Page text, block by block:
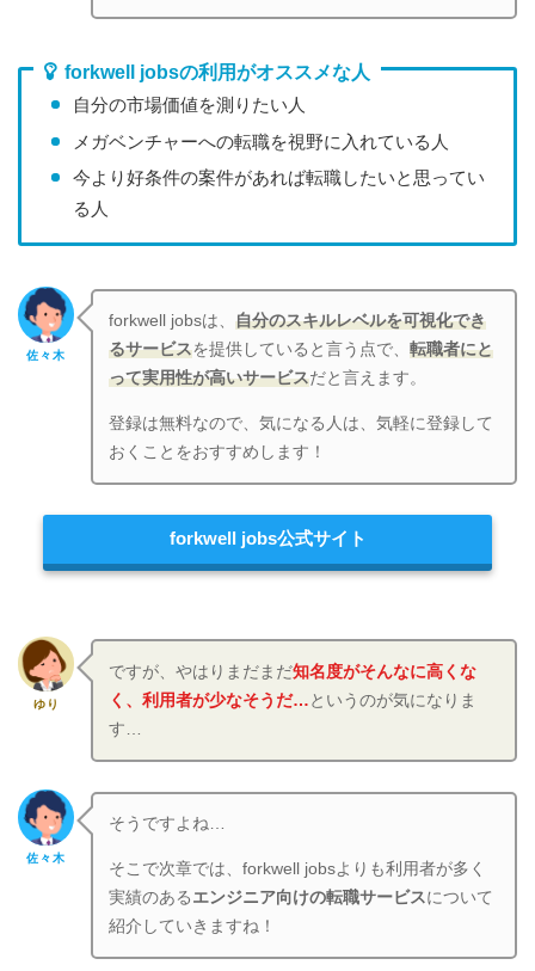
forkwell jobsの利用がオススメな人
自分の市場価値を測りたい人
メガベンチャーへの転職を視野に入れている人
今より好条件の案件があれば転職したいと思ってい
る人
佐々木
forkwell jobsは、自分のスキルレベルを可視化でき
るサービスを提供していると言う点で、転職者にと
って実用性が高いサービスだと言えます。
登録は無料なので、気になる人は、気軽に登録して
おくことをおすすめします！
forkwell jobs公式サイト
ゆり
ですが、やはりまだまだ知名度がそんなに高くな
く、利用者が少なそうだ… というのが気になりま
す…
佐々木
そうですよね…
そこで次章では、forkwell jobsよりも利用者が多く
実績のある エンジニア向けの転職サービスについて
紹介していきますね！